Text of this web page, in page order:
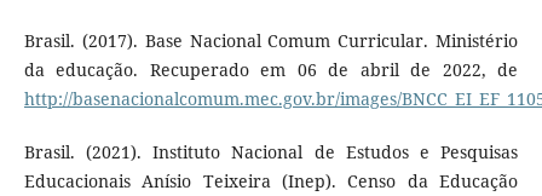
Brasil. (2017). Base Nacional Comum Curricular. Ministério
da educação. Recuperado em 06 de abril de 2022, de
http://basenacionalcomum.mec.gov.br/images/
Brasil. (2021). Instituto Nacional de Estudos e Pesquisas
Educacionais Anísio Teixeira (Inep). Censo da Educação